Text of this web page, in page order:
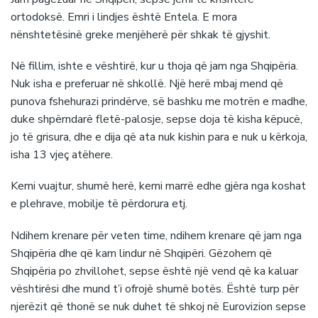
ortodoksë. Emri i lindjes është Entela. E mora
nënshtetësinë greke menjëherë për shkak të gjyshit.
Në fillim, ishte e vështirë, kur u thoja që jam nga Shqipëria.
Nuk isha e preferuar në shkollë. Një herë mbaj mend që
punova fshehurazi prindërve, së bashku me motrën e madhe,
duke shpërndarë fletë-palosje, sepse doja të kisha këpucë,
jo të grisura, dhe e dija që ata nuk kishin para e nuk u kërkoja,
isha 13 vjeç atëhere.
Kemi vuajtur, shumë herë, kemi marrë edhe gjëra nga koshat
e plehrave, mobilje të përdorura etj.
Ndihem krenare për veten time, ndihem krenare që jam nga
Shqipëria dhe që kam lindur në Shqipëri. Gëzohem që
Shqipëria po zhvillohet, sepse është një vend që ka kaluar
vështirësi dhe mund t’i ofrojë shumë botës. Është turp për
njerëzit që thonë se nuk duhet të shkoj në Eurovizion sepse